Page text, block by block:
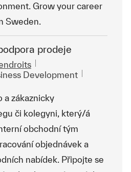
Grow your career
Sweden.
prodeje
Development
a zákaznicky
či kolegyni, který/á
obchodní tým
objednávek a
nabídek. Připojte se